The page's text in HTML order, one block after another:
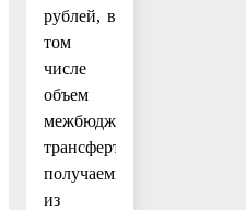
рублей, в
том
числе
объем
межбюджетных
трансфертов,
получаемых
из